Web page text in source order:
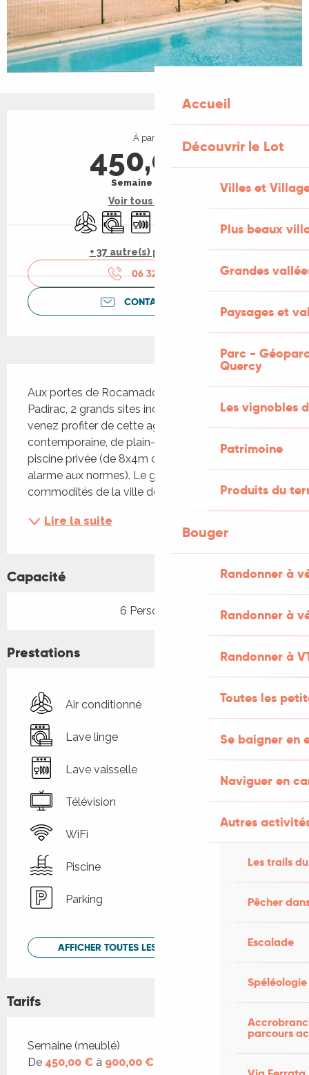
Accueil
Découvrir le Lot
Villes et
Plus beaux
Grandes
Paysages et
Parc -
Quercy
Les vignobles
Patrimoine
Produits du
Bouger
Randonner à
Randonner à
Randonner à
Toutes les
Se baigner en
Naviguer en
Autres
Les trails
Pêcher
Escalade
Spéléologie
parcours
Ouverture et coordonnées
À partir de
450,00 €
Semaine (meublé)
Voir tous les tarifs
Air conditionné
Lave lingeLave vaisselle
+ 37 autre(s) prestation(s)
06 32 77 66
CONTACTEZ-NOUS
Aux portes de Rocamadour et du Gouffre de
Padirac, 2 grands sites incontournables du Lot,
venez profiter de cette agréable maison
contemporaine, de plain-pied et dotée d'une
piscine privée (de 8x4m clôturée et équipée d'une
alarme aux normes). Le gîte, situé à 3 km des
commodités de la ville de...
Lire la suite
Capacité
6 Personne(s)
Prestations
Air conditionné
Lave linge
Lave vaisselle
Télévision
WiFi
Piscine
Parking
AFFICHER TOUTES LES PRESTATIONS
Tarifs
Tarifs 2026
Semaine (meublé)
De 450,00 € à 900,00 €